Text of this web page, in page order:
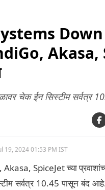
शेअर केले स्क्रिनशॉर्ट्स
Akasa,
चेक ईन सिस्टीम सर्वत्र
19, 2024 01:53 PM IST
Akasa, SpiceJet च्या
सर्वत्र 10.45 पासून बंद